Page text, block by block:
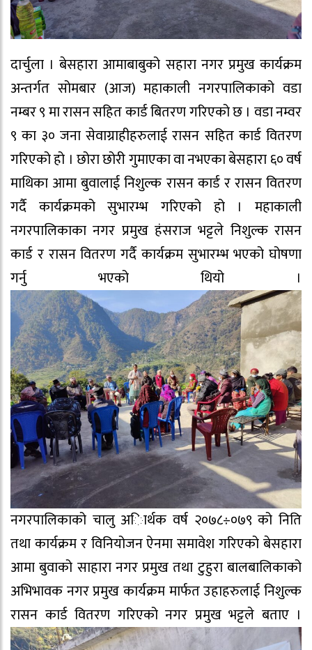
दार्चुला । बेसहारा आमाबाबुको सहारा नगर प्रमुख कार्यक्रम
अन्तर्गत सोमबार (आज) महाकाली नगरपालिकाको वडा
नम्बर ९ मा रासन सहित कार्ड बितरण गरिएको छ । वडा नम्वर
९ का ३० जना सेवाग्राहीहरुलाई रासन सहित कार्ड वितरण
गरिएको हो । छोरा छोरी गुमाएका वा नभएका बेसहारा ६० वर्ष
माथिका आमा बुवालाई निशुल्क रासन कार्ड र रासन वितरण
गर्दै कार्यक्रमको सुभारम्भ गरिएको हो । महाकाली
नगरपालिकाका नगर प्रमुख हंसराज भट्टले निशुल्क रासन
कार्ड र रासन वितरण गर्दै कार्यक्रम सुभारम्भ भएको घोषणा
गर्नु भएको थियो ।
नगरपालिकाको चालु अािर्थक वर्ष २०७८÷०७९ को निति
तथा कार्यक्रम र विनियोजन ऐनमा समावेश गरिएको बेसहारा
आमा बुवाको साहारा नगर प्रमुख तथा टुहुरा बालबालिकाको
अभिभावक नगर प्रमुख कार्यक्रम मार्फत उहाहरुलाई निशुल्क
रासन कार्ड वितरण गरिएको नगर प्रमुख भट्टले बताए ।